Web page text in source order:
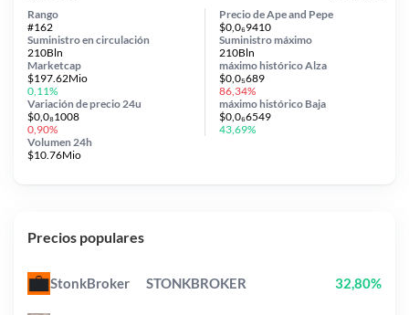
Precio de Ape and Pepe
$0,0₆9410
Suministro en circulación
210Bln
Variación de precio 24u
$0,0₈1008
0,90%
Suministro máximo
210Bln
Marketcap
$197.62Mio
0,11%
Volumen 24h
$10.76Mio
Rango
#162
máximo históricoAlza
$0,0₅689
86,34%
máximo histórico Baja
$0,0₆6549
43,69%
Precios populares
StonkBroker STONKBROKER 32,80%